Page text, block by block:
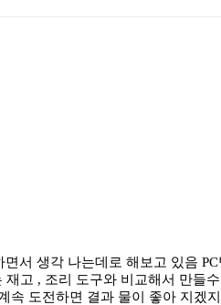
서 생각 나는데로 해보고 있음
고 , 조리 도구와 비교해서 만
도전하면 결과 물이 좋아 지겠